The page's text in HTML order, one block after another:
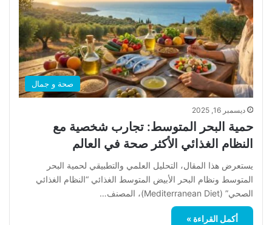
صحة و جمال
ديسمبر 16, 2025
حمية البحر المتوسط: تجارب شخصية مع
النظام الغذائي الأكثر صحة في العالم
يستعرض هذا المقال، التحليل العلمي والتطبيقي لحمية البحر
المتوسط ونظام البحر الأبيض المتوسط الغذائي “النظام الغذائي
الصحي” (Mediterranean Diet)، المصنف…
أكمل القراءة »